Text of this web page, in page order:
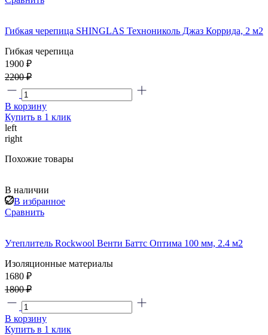
Гибкая черепица SHINGLAS Технониколь Джаз Коррида, 2 м2
Гибкая черепица
1900 ₽
2200 ₽
В корзину
Купить в 1 клик
left
right
Похожие товары
В наличии
В избранное
Сравнить
Утеплитель Rockwool Венти Баттс Оптима 100 мм, 2.4 м2
Изоляционные материалы
1680 ₽
1800 ₽
В корзину
Купить в 1 клик